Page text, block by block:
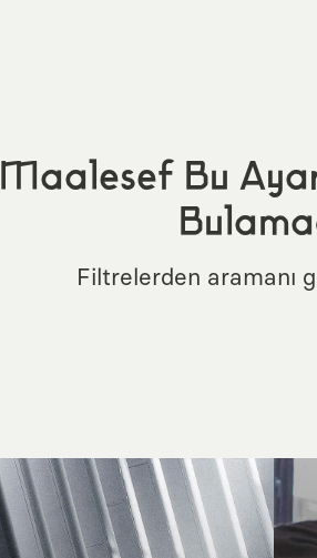
Maalesef Bu
Filtrelerden aramanı